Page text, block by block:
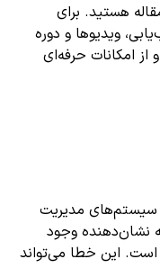
هستید. برای
ویدیوها و دوره
امکانات حرفه‌ای
سیستم‌های مدیریت
نشان‌دهنده وجود
است. این خطا می‌تواند